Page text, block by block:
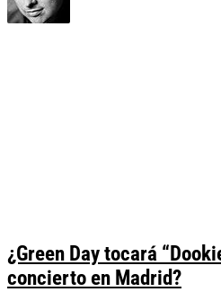
¿Green Day tocará
concierto en Madrid?